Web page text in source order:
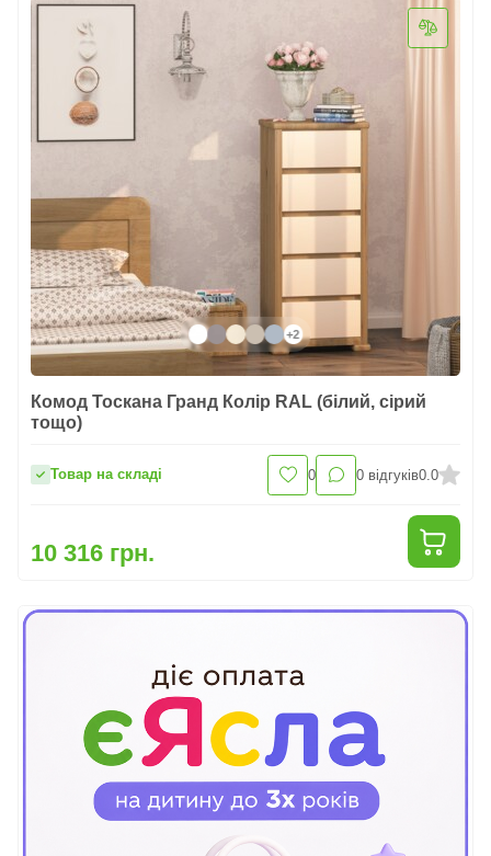
+2
Комод Тоскана Гранд Колір RAL (білий, сірий
тощо)
Товар на складі 0 0 відгуків0.0
10 316 грн.